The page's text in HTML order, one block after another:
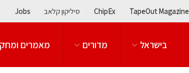
TapeOut Magazine
ChipEx סיליקון קלאב Jobs
בישראל מדורים מאמרים